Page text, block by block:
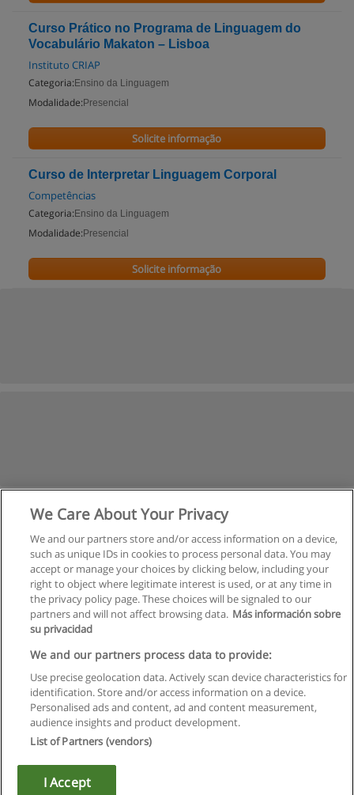
Curso Prático no Programa de Linguagem do
Vocabulário Makaton – Lisboa
Instituto CRIAP
Categoria: Ensino da Linguagem
Modalidade: Presencial
Solicite informação
Curso de Interpretar Linguagem Corporal
Competências
Categoria: Ensino da Linguagem
Modalidade: Presencial
Solicite informação
Regras de uso
Privacidade de dados
Entrar em contato com Educaedu
Copyright © Educaedu Business S.L. - CIF : B-95610580: -
We Care About Your Privacy
We and our partners store and/or access information on a device,
such as unique IDs in cookies to process personal data. You may
accept or manage your choices by clicking below, including your
right to object where legitimate interest is used, or at any time in
the privacy policy page. These choices will be signaled to our
partners and will not affect browsing data. Más información sobre
su privacidad
We and our partners process data to provide:
Use precise geolocation data. Actively scan device characteristics for
identification. Store and/or access information on a device.
Personalised ads and content, ad and content measurement,
audience insights and product development.
List of Partners (vendors)
I Accept